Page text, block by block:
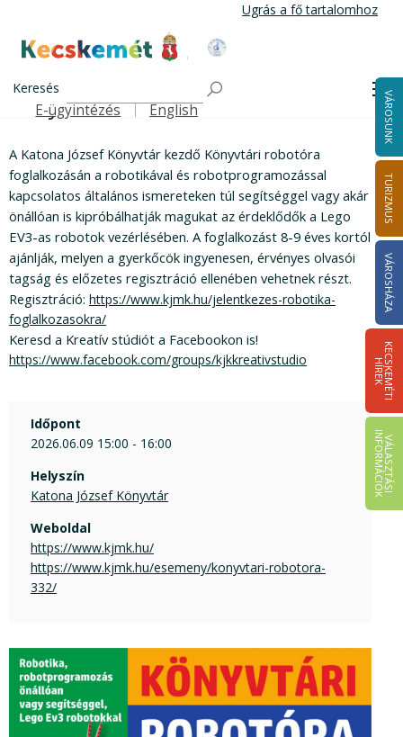
Ugrás a fő tartalomhoz
Kecskemét Város Honlapja
Keresés
Felső navigáció
E-ügyintézés English VÁROSUNK
TURIZMUS
VÁROSHÁZA
K
E
C
S
K
E
M
É
T
I
HÍ
R
E
K
V
Á
L
A
S
Z
T
Á
S
I
IN
F
O
R
M
Á
C
I
Ó
K
Könyvtári robotóra
Könyvtári robotóra
A Katona József Könyvtár kezdő Könyvtári robotóra
foglalkozásán a robotikával és robotprogramozással
kapcsolatos általános ismereteken túl segítséggel vagy akár
önállóan is kipróbálhatják magukat az érdeklődők a Lego
EV3-as robotok vezérlésében. A foglalkozást 8-9 éves kortól
ajánlják, melyen a gyerkőcök ingyenesen, érvényes olvasói
tagság és előzetes regisztráció ellenében vehetnek részt.
Regisztráció: https://www.kjmk.hu/jelentkezes-robotika-
foglalkozasokra/
Keresd a Kreatív stúdiót a Facebookon is!
https://www.facebook.com/groups/kjkkreativstudio
Időpont
2026.06.09 15:00 - 16:00
Helyszín
Katona József Könyvtár
Weboldal
https://www.kjmk.hu/
https://www.kjmk.hu/esemeny/konyvtari-robotora-
332/